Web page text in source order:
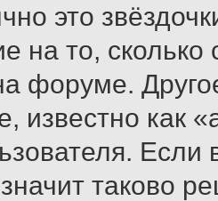
это
на то,
форуме.
известно как
таково